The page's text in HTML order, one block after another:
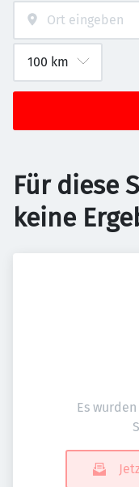
Für diese
keine
Es